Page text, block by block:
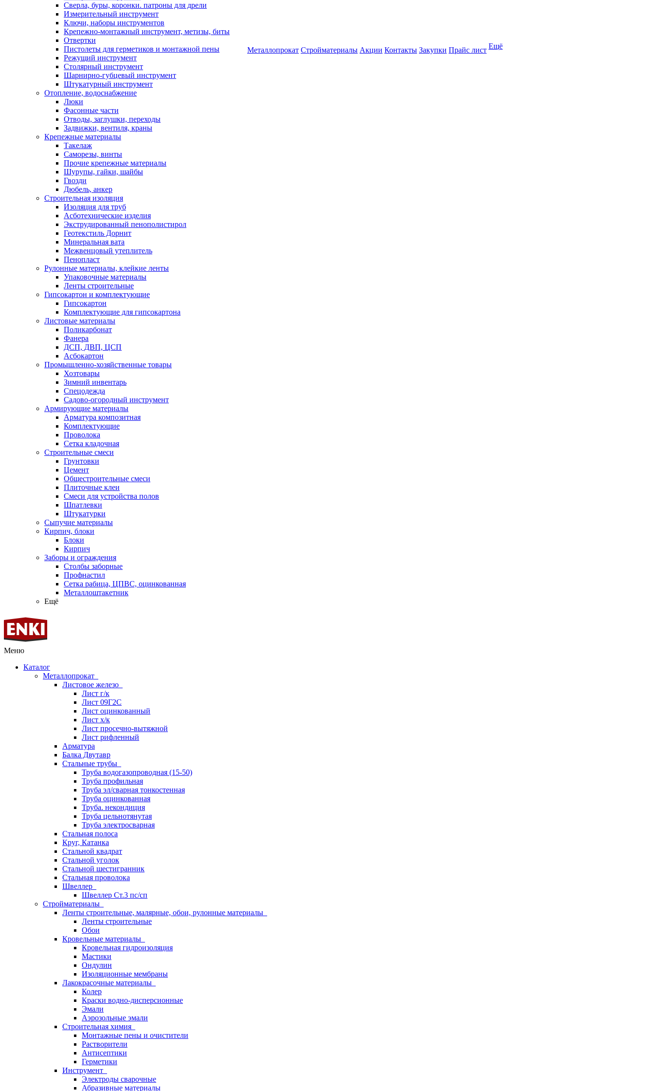
Сверла, буры, коронки. патроны для дрели
Измерительный инструмент
Ключи, наборы инструментов
Крепежно-монтажный инструмент, метизы, биты
Отвертки
Пистолеты для герметиков и монтажной пены
Режущий инструмент
Столярный инструмент
Шарнирно-губцевый инструмент
Штукатурный инструмент
Отопление, водоснабжение
Люки
Фасонные части
Отводы, заглушки, переходы
Задвижки, вентиля, краны
Крепежные материалы
Такелаж
Саморезы, винты
Прочие крепежные материалы
Шурупы, гайки, шайбы
Гвозди
Дюбель, анкер
Строительная изоляция
Изоляция для труб
Асботехнические изделия
Экструдированный пенополистирол
Геотекстиль Дорнит
Минеральная вата
Межвенцовый утеплитель
Пенопласт
Рулонные материалы, клейкие ленты
Упаковочные материалы
Ленты строительные
Гипсокартон и комплектующие
Гипсокартон
Комплектующие для гипсокартона
Листовые материалы
Поликарбонат
Фанера
ДСП, ДВП, ЦСП
Асбокартон
Промышленно-хозяйственные товары
Хозтовары
Зимний инвентарь
Спецодежда
Садово-огородный инструмент
Армирующие материалы
Арматура композитная
Комплектующие
Проволока
Сетка кладочная
Строительные смеси
Грунтовки
Цемент
Общестроительные смеси
Плиточные клеи
Смеси для устройства полов
Шпатлевки
Штукатурки
Сыпучие материалы
Кирпич, блоки
Блоки
Кирпич
Заборы и ограждения
Столбы заборные
Профнастил
Сетка рабица, ЦПВС, оцинкованная
Металлоштакетник
Ещё
Металлопрокат Стройматериалы Акции Контакты Закупки Прайс лист Ещё
Меню
Каталог
Металлопрокат
Листовое железо
Лист г/к
Лист 09Г2С
Лист оцинкованный
Лист х/к
Лист просечно-вытяжной
Лист рифленный
Арматура
Балка Двутавр
Стальные трубы
Труба водогазопроводная (15-50)
Труба профильная
Труба эл/сварная тонкостенная
Труба оцинкованная
Труба. некондиция
Труба цельнотянутая
Труба электросварная
Стальная полоса
Круг, Катанка
Стальной квадрат
Стальной уголок
Стальной шестигранник
Стальная проволока
Швеллер
Швеллер Ст.3 пс/сп
Стройматериалы
Ленты строительные, малярные, обои, рулонные материалы
Ленты строительные
Обои
Кровельные материалы
Кровельная гидроизоляция
Мастики
Ондулин
Изоляционные мембраны
Лакокрасочные материалы
Колер
Краски водно-дисперсионные
Эмали
Аэрозольные эмали
Строительная химия
Монтажные пены и очистители
Растворители
Антисептики
Герметики
Инструмент
Электроды сварочные
Абразивные материалы